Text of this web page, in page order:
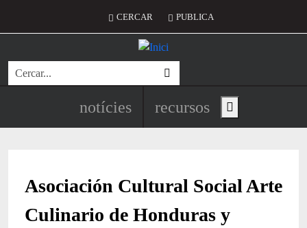
Menú del compte d'usuari
CERCAR PUBLICA
Cerca
Navegació principal de
notícies recursos Show main menu
Asociación Cultural Social Arte
Culinario de Honduras y